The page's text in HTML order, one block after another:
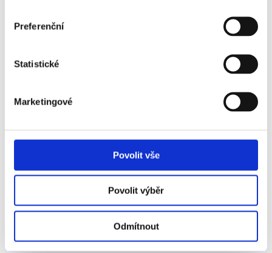
Preferenční
Statistické
Marketingové
Povolit vše
Povolit výběr
Odmítnout
10. místo — 6 bodů
13. místo — 3 body
Hodnocení článku
0x
Čtěte také: